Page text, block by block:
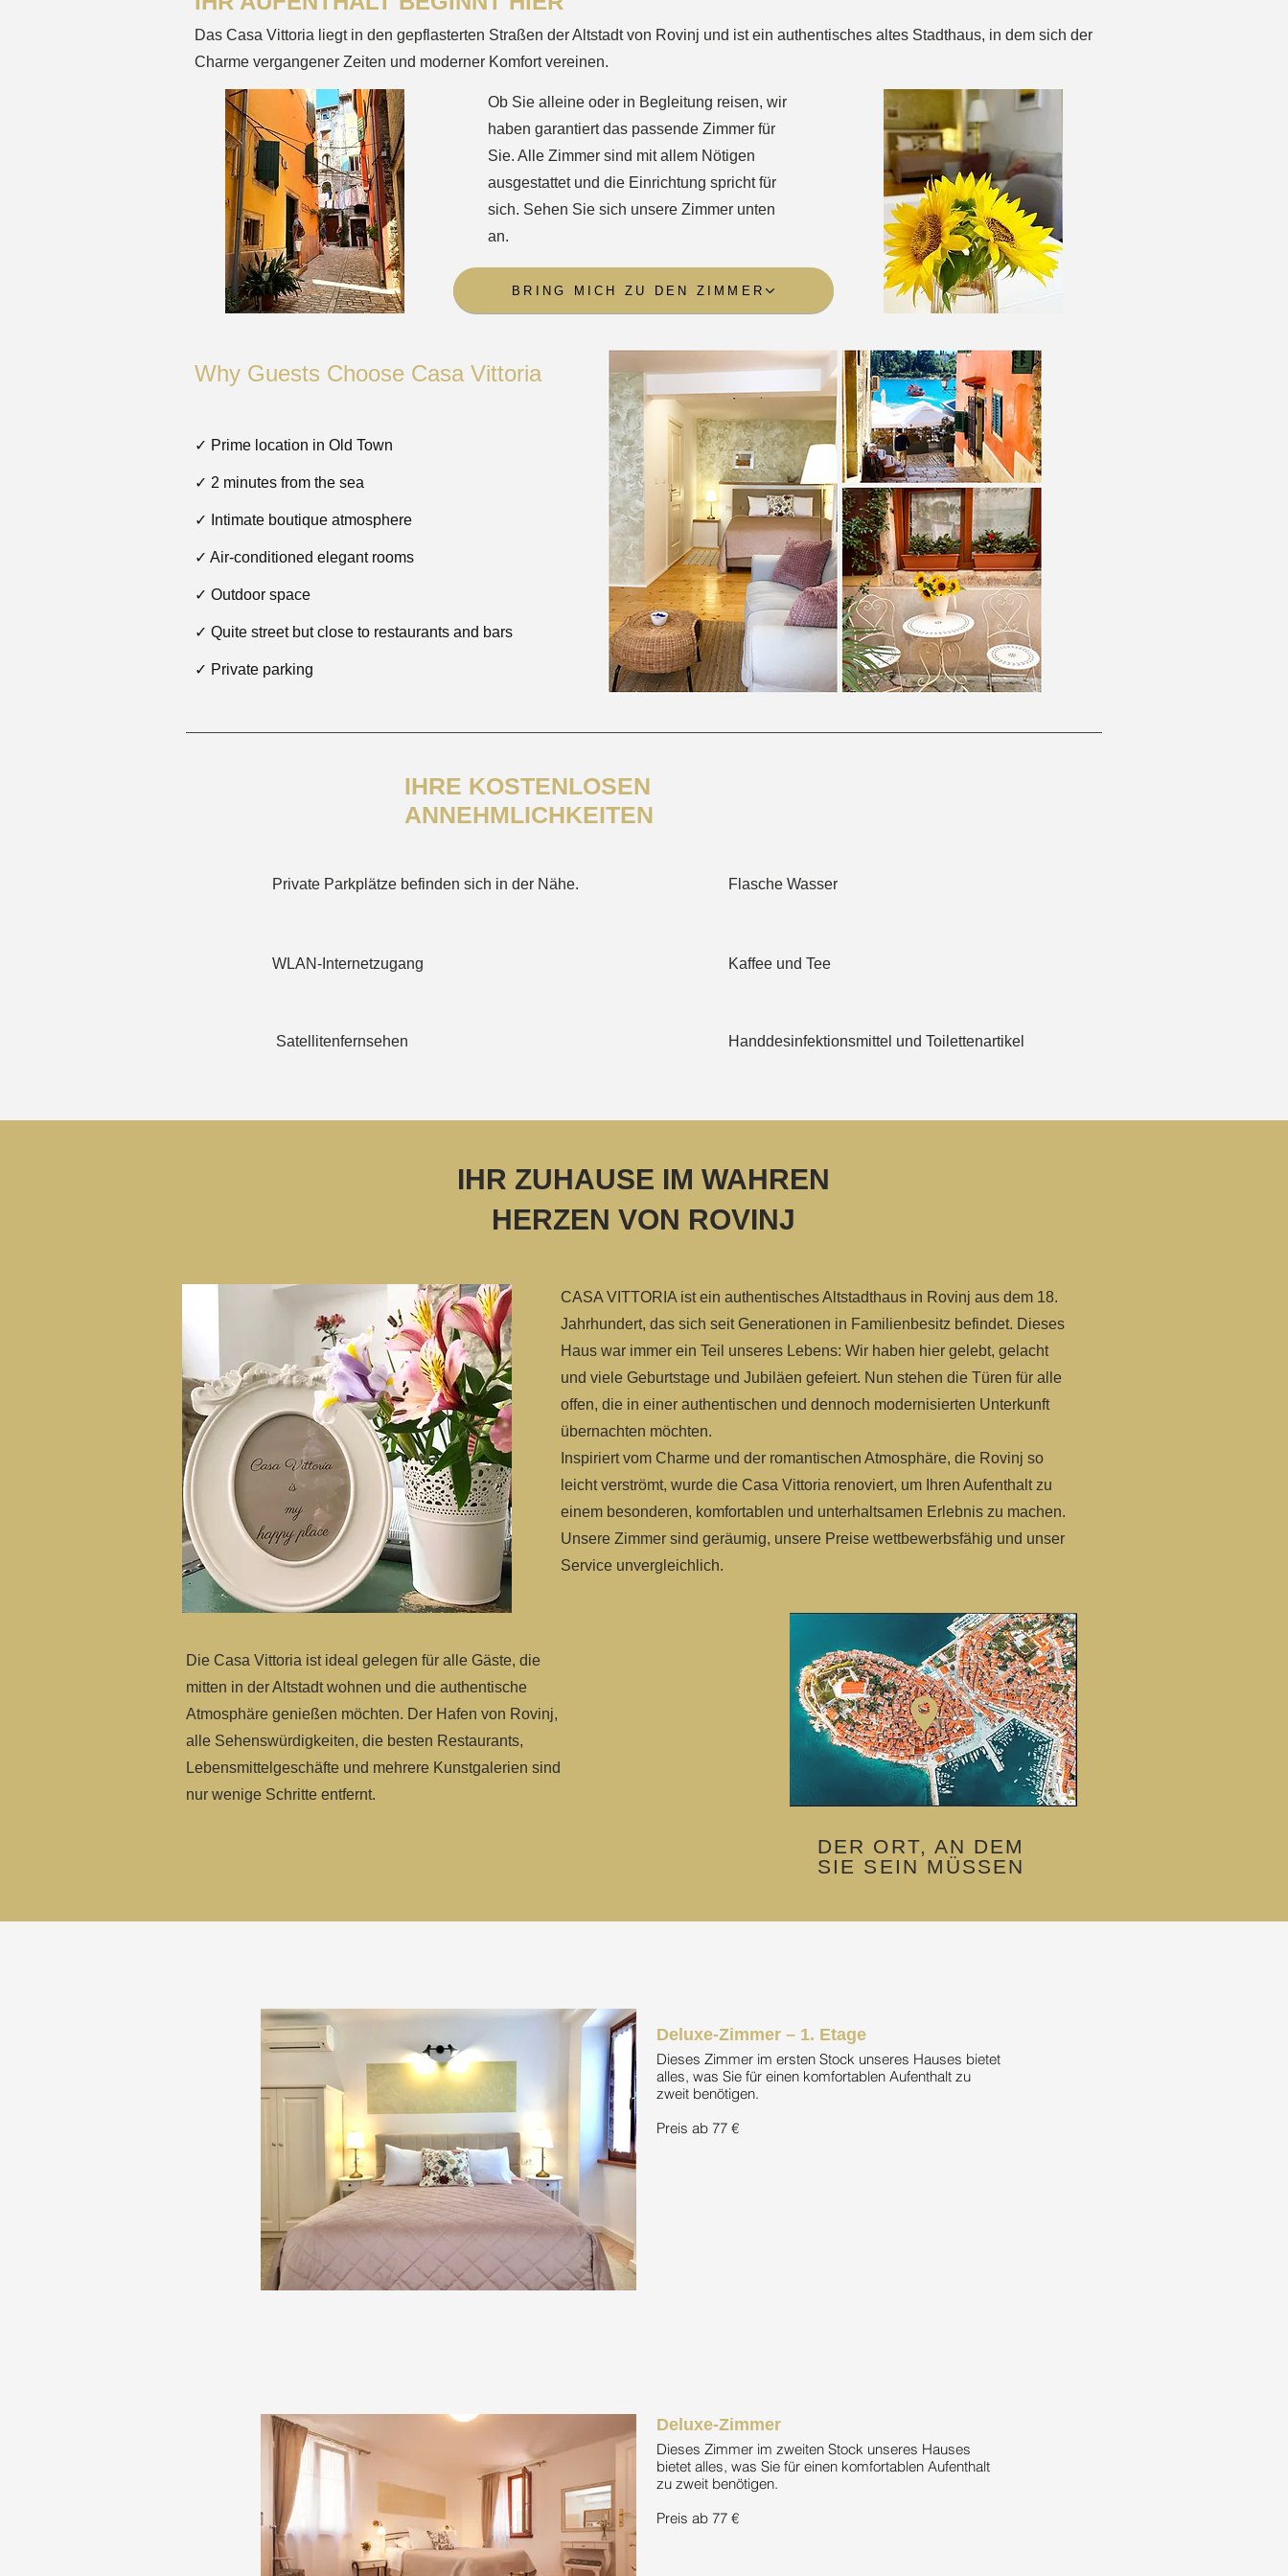
Das Casa Vittoria liegt in den gepflasterten Straßen der Altstadt von Rovinj und ist ein authentisches altes Stadthaus, in dem sich der
Charme vergangener Zeiten und moderner Komfort vereinen.
Ob Sie alleine oder in Begleitung reisen, wir
haben garantiert das passende Zimmer für
Sie. Alle Zimmer sind mit allem Nötigen
ausgestattet und die Einrichtung spricht für
sich. Sehen Sie sich unsere Zimmer unten
an.
BRING MICH ZU DEN ZIMMER
Why Guests Choose Casa Vittoria
✓ Prime location in Old Town
✓ 2 minutes from the sea
✓ Intimate boutique atmosphere
✓ Air-conditioned elegant rooms
✓ Outdoor space
✓ Quite street but close to restaurants and bars
✓ Private parking
IHRE KOSTENLOSEN
ANNEHMLICHKEITEN
Private Parkplätze befinden sich in der Nähe. Flasche Wasser
WLAN-Internetzugang Kaffee und Tee
Satellitenfernsehen Handdesinfektionsmittel und Toilettenartikel
IHR ZUHAUSE IM WAHREN
HERZEN VON ROVINJ
CASA VITTORIA ist ein authentisches Altstadthaus in Rovinj aus dem 18.
Jahrhundert, das sich seit Generationen in Familienbesitz befindet. Dieses
Haus war immer ein Teil unseres Lebens: Wir haben hier gelebt, gelacht
und viele Geburtstage und Jubiläen gefeiert. Nun stehen die Türen für alle
offen, die in einer authentischen und dennoch modernisierten Unterkunft
übernachten möchten.
Inspiriert vom Charme und der romantischen Atmosphäre, die Rovinj so
leicht verströmt, wurde die Casa Vittoria renoviert, um Ihren Aufenthalt zu
einem besonderen, komfortablen und unterhaltsamen Erlebnis zu machen.
Unsere Zimmer sind geräumig, unsere Preise wettbewerbsfähig und unser
Service unvergleichlich.
Die Casa Vittoria ist ideal gelegen für alle Gäste, die
mitten in der Altstadt wohnen und die authentische
Atmosphäre genießen möchten. Der Hafen von Rovinj,
alle Sehenswürdigkeiten, die besten Restaurants,
Lebensmittelgeschäfte und mehrere Kunstgalerien sind
nur wenige Schritte entfernt.
DER ORT, AN DEM
SIE SEIN MÜSSEN
Deluxe-Zimmer – 1. Etage
Dieses Zimmer im ersten Stock unseres Hauses bietet
alles, was Sie für einen komfortablen Aufenthalt zu
zweit benötigen.
Preis ab 77 €
Deluxe-Zimmer
Dieses Zimmer im zweiten Stock unseres Hauses
bietet alles, was Sie für einen komfortablen Aufenthalt
zu zweit benötigen.
Preis ab 77 €